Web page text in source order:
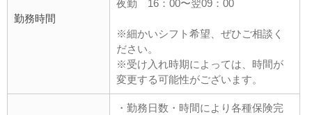
勤務時間
夜勤 16：00〜翌09：00
※細かいシフト希望、ぜひご相談く
ださい。
※受け入れ時期によっては、時間が
変更する可能性がございます。
・勤務日数・時間により各種保険完